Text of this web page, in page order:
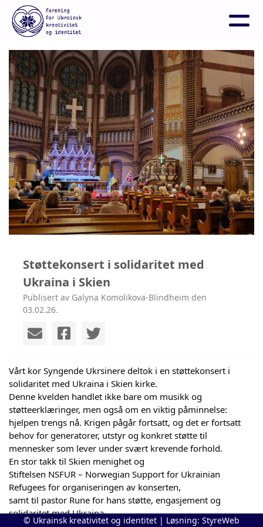
Støttekonsert i solidaritet med
Ukraina i Skien
Publisert av Galyna Komolikova-Blindheim den
03.02.26.
Vårt kor Syngende Ukrsinere deltok i en støttekonsert i
solidaritet med Ukraina i Skien kirke.
Denne kvelden handlet ikke bare om musikk og
støtteerklæringer, men også om en viktig påminnelse:
hjelpen trengs nå. Krigen pågår fortsatt, og det er fortsatt
behov for generatorer, utstyr og konkret støtte til
mennesker som lever under svært krevende forhold.
En stor takk til Skien menighet og
Stiftelsen NSFUR – Norwegian Support for Ukrainian
Refugees for organiseringen av konserten,
samt til pastor Rune for hans støtte, engasjement og
solidaritet med Ukraina.
© Ukrainsk kreativitet og identitet | Løsning: StyreWeb